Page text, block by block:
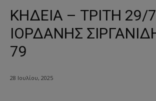
ΚΗΔΕΙΑ – ΤΡΙΤΗ 29/
ΙΟΡΔΑΝΗΣ
79
28 Ιουλίου, 2025